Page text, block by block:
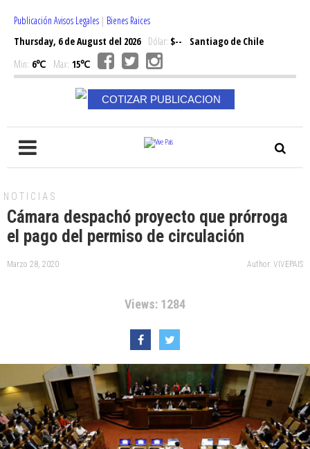
Publicación Avisos Legales | Bienes Raices
Thursday, 6 de August del 2026Dólar: $--
Santiago de Chile
Min: 6℃ Max: 15℃
COTIZAR PUBLICACION
NOTICIAS
Cámara despachó proyecto que prórroga
el pago del permiso de circulación
Marzo 28, 2020 Author: VIVEPAIS
Views: 1284